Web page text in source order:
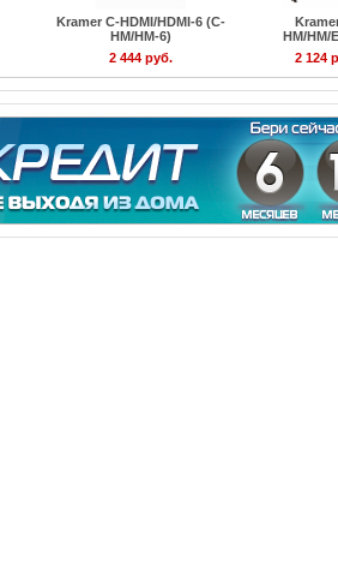
Kramer C-HDMI/HDMI-6 (C-
HM/HM-6)
2 444 руб.
HM/HM/
2 124